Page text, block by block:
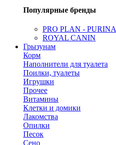
Популярные бренды
PRO PLAN - PURINA
ROYAL CANIN
Грызунам
Корм
Наполнители для туалета
Поилки, туалеты
Игрушки
Прочее
Витамины
Клетки и домики
Лакомства
Опилки
Песок
Сено